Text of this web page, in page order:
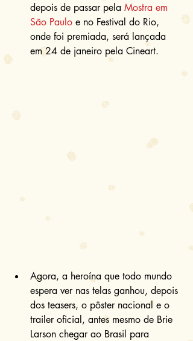
depois de passar pela Mostra em
São Paulo e no Festival do Rio,
onde foi premiada, será lançada
em 24 de janeiro pela Cineart.
Agora, a heroína que todo mundo
espera ver nas telas ganhou, depois
dos teasers, o pôster nacional e o
trailer oficial, antes mesmo de Brie
Larson chegar ao Brasil para